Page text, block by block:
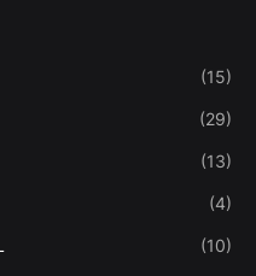
(15)
(29)
(13)
(4)
(10)